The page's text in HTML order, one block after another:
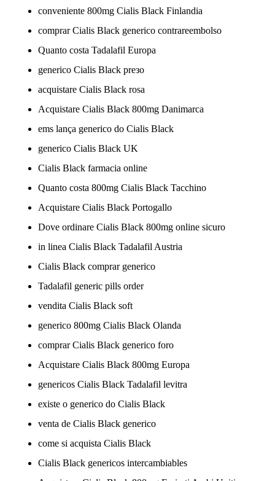
conveniente 800mg Cialis Black Finlandia
comprar Cialis Black generico contrareembolso
Quanto costa Tadalafil Europa
generico Cialis Black preзo
acquistare Cialis Black rosa
Acquistare Cialis Black 800mg Danimarca
ems lança generico do Cialis Black
generico Cialis Black UK
Cialis Black farmacia online
Quanto costa 800mg Cialis Black Tacchino
Acquistare Cialis Black Portogallo
Dove ordinare Cialis Black 800mg online sicuro
in linea Cialis Black Tadalafil Austria
Cialis Black comprar generico
Tadalafil generic pills order
vendita Cialis Black soft
generico 800mg Cialis Black Olanda
comprar Cialis Black generico foro
Acquistare Cialis Black 800mg Europa
genericos Cialis Black Tadalafil levitra
existe o generico do Cialis Black
venta de Cialis Black generico
come si acquista Cialis Black
Cialis Black genericos intercambiables